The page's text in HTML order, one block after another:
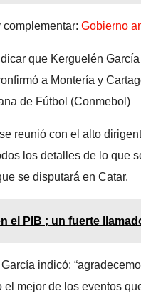
complementar: Gobierno
que Kerguelén
a Montería y
de Fútbol (Conmebol)
reunió con el alto
los detalles de lo que
se disputará en Catar.
el PIB ; un fuerte
indicó:
el mejor de los eventos